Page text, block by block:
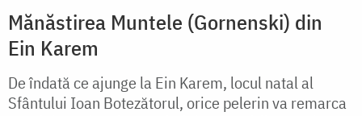
Mănăstirea Muntele (Gornenski) din
Ein Karem
De îndată ce ajunge la Ein Karem, locul natal al
Sfântului Ioan Botezătorul, orice pelerin va remarca